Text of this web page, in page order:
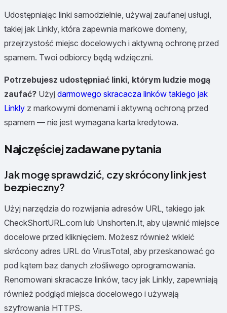
Udostępniając linki samodzielnie, używaj zaufanej usługi,
takiej jak Linkly, która zapewnia markowe domeny,
przejrzystość miejsc docelowych i aktywną ochronę przed
spamem. Twoi odbiorcy będą wdzięczni.
Potrzebujesz udostępniać linki, którym ludzie mogą
zaufać? Użyj darmowego skracacza linków takiego jak
Linkly z markowymi domenami i aktywną ochroną przed
spamem — nie jest wymagana karta kredytowa.
Najczęściej zadawane pytania
Jak mogę sprawdzić, czy skrócony link jest
bezpieczny?
Użyj narzędzia do rozwijania adresów URL, takiego jak
CheckShortURL.com lub Unshorten.It, aby ujawnić miejsce
docelowe przed kliknięciem. Możesz również wkleić
skrócony adres URL do VirusTotal, aby przeskanować go
pod kątem baz danych złośliwego oprogramowania.
Renomowani skracacze linków, tacy jak Linkly, zapewniają
również podgląd miejsca docelowego i używają
szyfrowania HTTPS.